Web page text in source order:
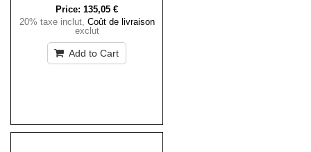
Price: 135,05 €
20% taxe inclut, Coût de livraison
exclut
Add to Cart